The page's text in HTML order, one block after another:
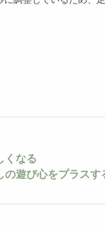
くなる
の遊び心をプラス